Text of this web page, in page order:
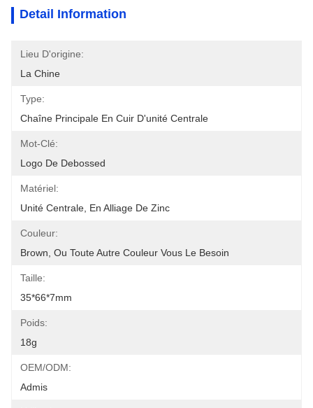
Detail Information
Lieu D'origine:
La Chine
Type:
Chaîne Principale En Cuir D'unité Centrale
Mot-Clé:
Logo De Debossed
Matériel:
Unité Centrale, En Alliage De Zinc
Couleur:
Brown, Ou Toute Autre Couleur Vous Le Besoin
Taille:
35*66*7mm
Poids:
18g
OEM/ODM:
Admis